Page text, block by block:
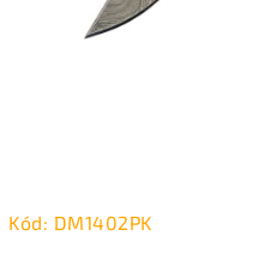
Kód: DM1402PK